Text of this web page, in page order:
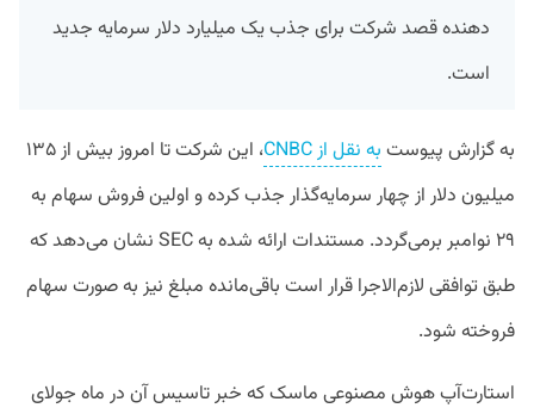
دهنده قصد شرکت برای جذب یک میلیارد دلار سرمایه جدید
است.
به گزارش پیوست به نقل از CNBC
، این شرکت تا امروز بیش از ۱۳۵
میلیون دلار از چهار سرمایه‌گذار جذب کرده و اولین فروش سهام به
۲۹ نوامبر برمی‌گردد. مستندات ارائه شده به SEC نشان می‌دهد که
طبق توافقی لازم‌الاجرا قرار است باقی‌مانده مبلغ نیز به صورت سهام
فروخته شود.
استارت‌آپ هوش مصنوعی ماسک که خبر تاسیس آن در ماه جولای